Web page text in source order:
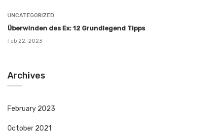
UNCATEGORIZED
Überwinden des Ex: 12 Grundlegend Tipps
Feb 22, 2023
Archives
February 2023
October 2021